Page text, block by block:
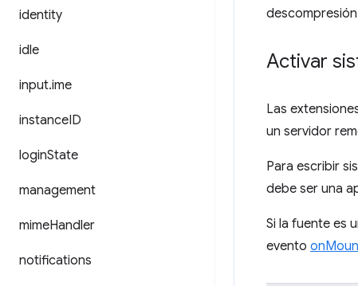
identity
idle
input.ime
instanceID
loginState
management
mimeHandler
notifications
Activar
Las
un servidor
Para escribir
debe ser una
Si la fuente es
evento